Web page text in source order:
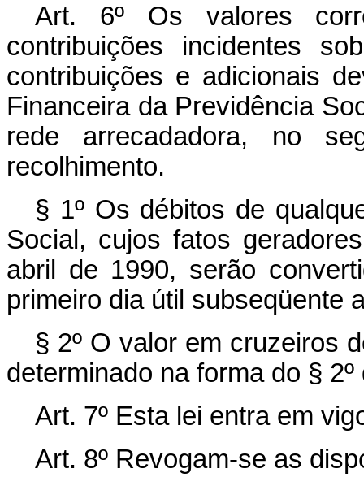
Art. 6º Os valores
contribuições incidentes
contribuições e adicionais
Financeira da Previdência
rede arrecadadora, no
recolhimento.
§ 1º Os débitos de
Social, cujos fatos
abril de 1990, serão
primeiro dia útil subseqüente
§ 2º O valor em cruzeiros
determinado na forma do § 2º
Art. 7º Esta lei entra em
Art. 8º Revogam-se as